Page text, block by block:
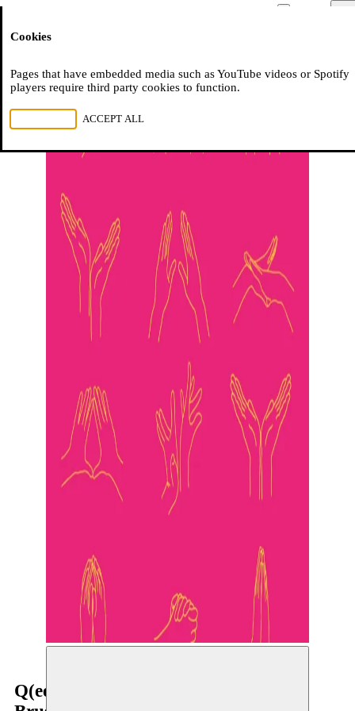
Q(ee)R Codes - New Boundaries in
Cookies
Pages that have embedded media such as YouTube videos or Spotify
players require third party cookies to function.
ACCEPT ALL